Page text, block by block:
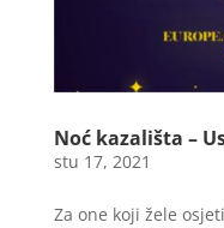
Noć kazališta –
stu 17, 2021
Za one koji žele